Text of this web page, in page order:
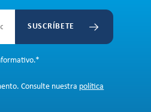
SUSCRÍBETE
*
Consulte nuestra política